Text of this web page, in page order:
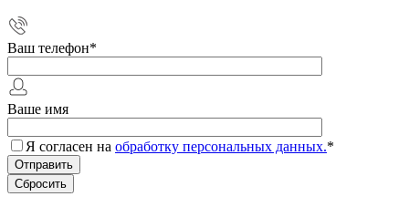
Ваш телефон*
Ваше имя
Я согласен на обработку персональных данных.*